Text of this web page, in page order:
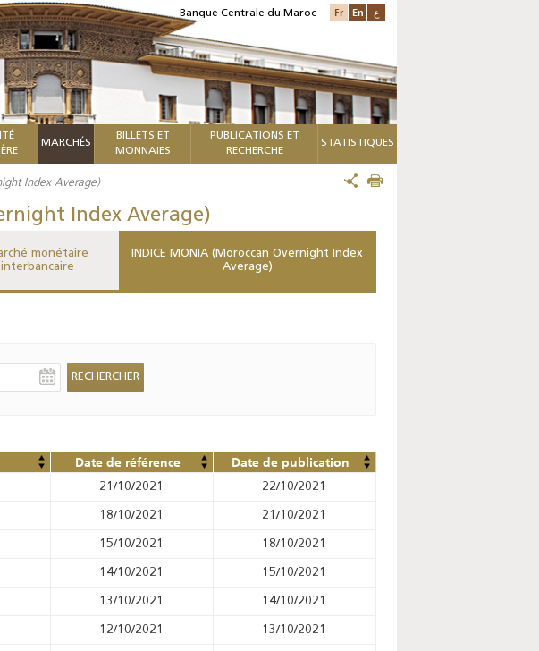
Banque Centrale du Maroc Fr En ع
MARCHÉS
BILLETS ET
MONNAIES
PUBLICATIONS ET
RECHERCHE
STATISTIQUES
Index Average)
Index Average)
monétaire
interbancaire
INDICE MONIA (Moroccan Overnight Index
Average)
Date de référence Date de publication
21/10/2021 22/10/2021
18/10/2021 21/10/2021
15/10/2021 18/10/2021
14/10/2021 15/10/2021
13/10/2021 14/10/2021
12/10/2021 13/10/2021